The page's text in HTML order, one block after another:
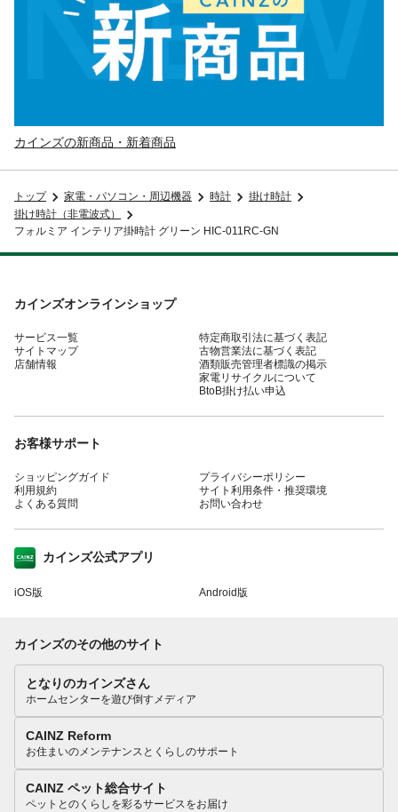
カインズの新商品・新着商品
トップ 家電・パソコン・周辺機器 時計
掛け時計
掛け時計（非電波式）
フォルミア インテリア掛時計 グリーン HIC-011RC-GN
カインズオンラインショップ
サービス一覧
サイトマップ
店舗情報
特定商取引法に基づく表記
古物営業法に基づく表記
酒類販売管理者標識の掲示
家電リサイクルについて
BtoB掛け払い申込
お客様サポート
ショッピングガイド
利用規約
よくある質問
プライバシーポリシー
サイト利用条件・推奨環境
お問い合わせ
カインズ公式アプリ
iOS版 Android版
カインズのその他のサイト
となりのカインズさん
ホームセンターを遊び倒すメディア
CAINZ Reform
お住まいのメンテナンスとくらしのサポート
CAINZ ペット総合サイト
ペットとのくらしを彩るサービスをお届け